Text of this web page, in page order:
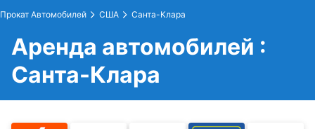
Прокат Автомобилей США Санта-Клара
Аренда автомобилей :
Санта-Клара